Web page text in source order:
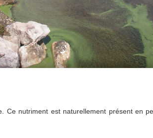
Ce nutriment est naturellement présent en